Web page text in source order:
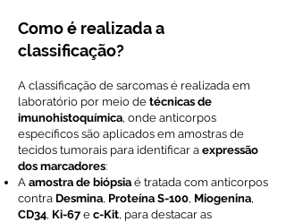
Como é realizada a
classificação?
A classificação de sarcomas é realizada em
laboratório por meio de técnicas de
imunohistoquímica, onde anticorpos
específicos são aplicados em amostras de
tecidos tumorais para identificar a expressão
dos marcadores:
A amostra de biópsia é tratada com anticorpos
contra Desmina, Proteína S-100, Miogenina,
CD34, Ki-67e c-Kit, para destacar as